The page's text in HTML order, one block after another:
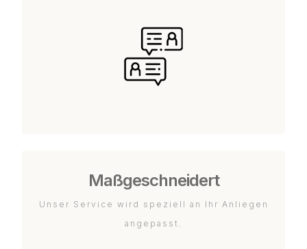
Maßgeschneidert
Unser Service wird speziell an Ihr Anliegen
angepasst.